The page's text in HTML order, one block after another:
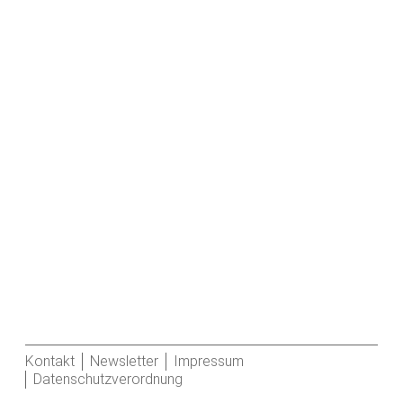
Kontakt Newsletter
Impressum
Datenschutzverordnung